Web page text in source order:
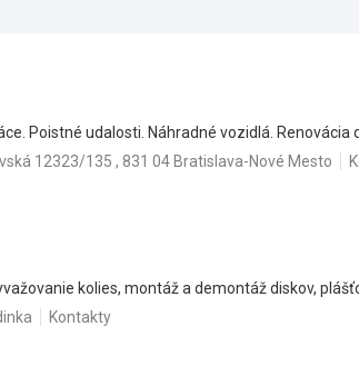
Poistné udalosti. Náhradné vozidlá. Renovácia
12323/135 , 831 04 Bratislava-Nové Mesto
kolies, montáž a demontáž diskov,
Kontakty